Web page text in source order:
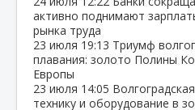
активно поднимают
рынка труда
23 июля 19:13 Триумф
плавания: золото Полины
Европы
23 июля 14:05
технику и оборудование в